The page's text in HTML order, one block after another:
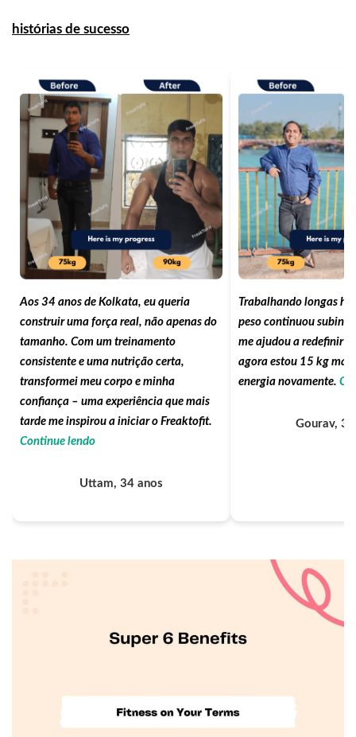
histórias de sucesso
Aos 34 anos de Kolkata, eu queria
construir uma força real, não apenas do
tamanho. Com um treinamento
consistente e uma nutrição certa,
transformei meu corpo e minha
confiança – uma experiência que mais
tarde me inspirou a iniciar o Freaktofit.
Continue lendo
Uttam, 34 anos
Trabalhando longas
peso continuou
me ajudou a redefinir
agora estou 15 kg mais
energia novamente.
Gourav,